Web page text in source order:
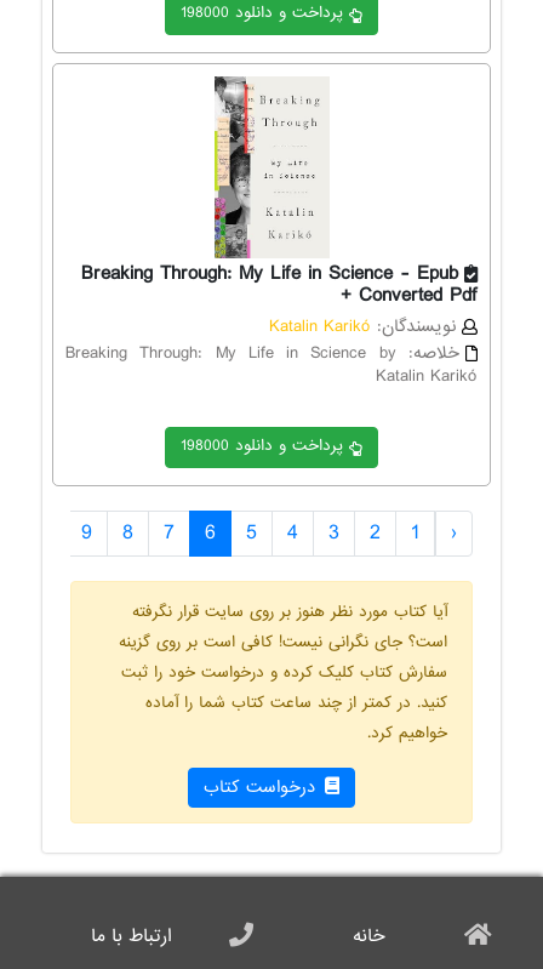
پرداخت و دانلود 198000
Breaking Through: My Life in Science - Epub
+ Converted Pdf
نویسندگان: Katalin Karikó
خلاصه: Breaking Through: My Life in Science by
Katalin Karikó
پرداخت و دانلود 198000
‹
1
2
3
4
5
6
7
8
9
آیا کتاب مورد نظر هنوز بر روی سایت قرار نگرفته
است؟ جای نگرانی نیست! کافی است بر روی گزینه
سفارش کتاب کلیک کرده و درخواست خود را ثبت
کنید. در کمتر از چند ساعت کتاب شما را آماده
خواهیم کرد.
درخواست کتاب
خانه
ارتباط با ما